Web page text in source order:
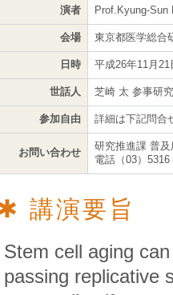
演者 Prof.Kyung-
会場 東京都医学総合
日時 平成26年11月
世話人 芝崎 太 参事研
参加自由 詳細は下記問合
お問い合わせ
研究推進課 普及
電話（03）5316
講演要旨
Stem cell aging
passing replicative